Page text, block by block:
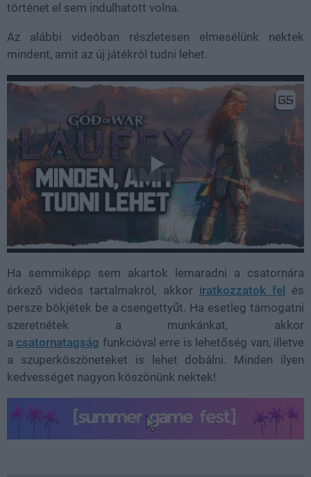
történet el sem indulhatott volna.
Az alábbi videóban részletesen elmesélünk nektek
mindent, amit az új játékról tudni lehet.
Ha semmiképp sem akartok lemaradni a csatornára
érkező videós tartalmakról, akkor iratkozzatok fel
és
persze bökjétek be a csengettyűt. Ha esetleg támogatni
szeretnétek a munkánkat, akkor
a csatornatagság funkcióval erre is lehetőség van, illetve
a szuperköszöneteket is lehet dobálni. Minden ilyen
kedvességet nagyon köszönünk nektek!